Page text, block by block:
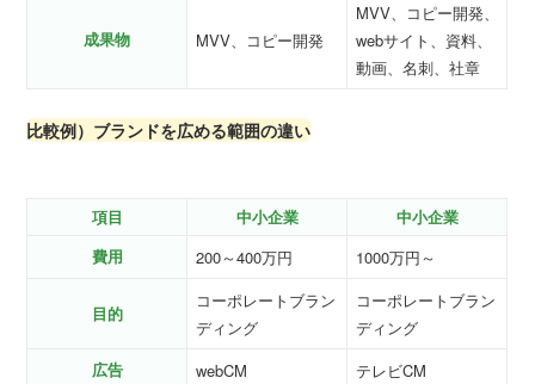
成果物 MVV、コピー開発
MVV、コピー開発、
webサイト、資料、
動画、名刺、社章
比較例）ブランドを広める範囲の違い
項目 中小企業
中小企業
費用
200～400万円 1000万円～
目的
コーポレートブラン
ディング
コーポレートブラン
ディング
広告
webCM テレビCM